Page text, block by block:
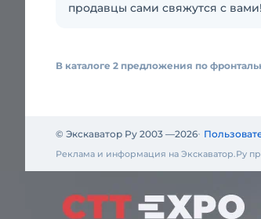
продавцы сами свяжутся с вами!
В каталоге 2 предложения по
© Экскаватор Ру 2003 —2026
Реклама и информация на Экскаватор.Ру